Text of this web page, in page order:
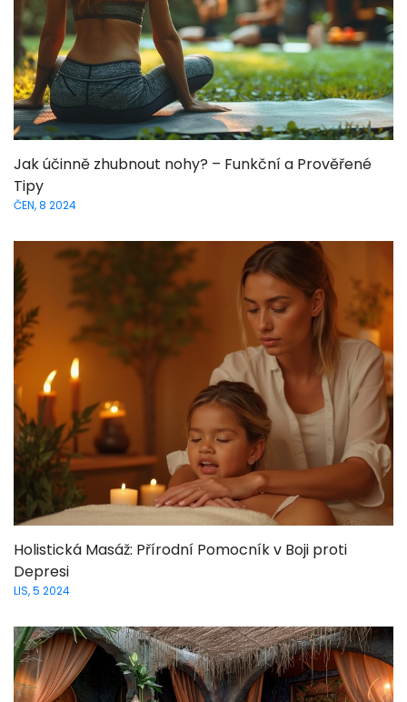
Jak účinně zhubnout nohy? – Funkční a Prověřené
Tipy
ČEN, 8 2024
Holistická Masáž: Přírodní Pomocník v Boji proti
Depresi
LIS, 5 2024